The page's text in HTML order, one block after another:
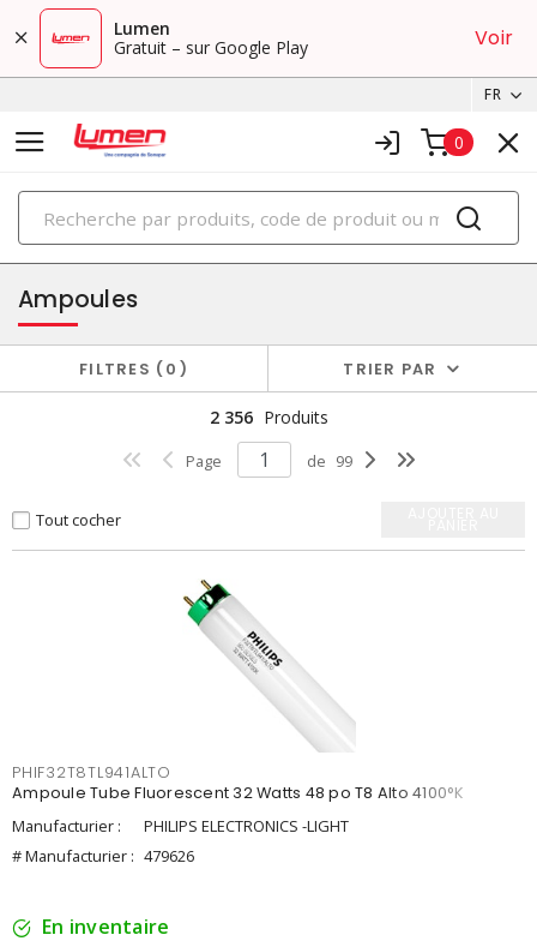
Lumen
Gratuit – sur Google Play
Voir
FR
0
PRODUITS
éclairage
Ampoules
FILTRES 0 TRIER PAR
2 356 Produits
Page de 99
Tout cocher
PHIF32T8TL941ALTO
Ampoule Tube Fluorescent 32 Watts 48 po T8 Alto 4100°K
Manufacturier :
PHILIPS ELECTRONICS -LIGHT
# Manufacturier : 479626
En inventaire